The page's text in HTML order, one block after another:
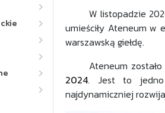
W listopadzie
umieściły Ateneum w
warszawską giełdę.
Ateneum zostało
2024. Jest to jedno
najdynamiczniej